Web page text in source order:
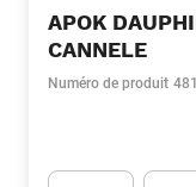
APOK
CANNELE
Numéro de produit
Unité